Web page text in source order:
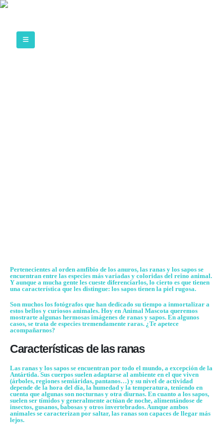
Pertenecientes al orden amfibio de los anuros, las ranas y los sapos se
encuentran entre las especies más variadas y coloridas del reino animal.
Y aunque a mucha gente les cueste diferenciarlos, lo cierto es que tienen
una característica que les distingue: los sapos tienen la piel rugosa.
Son muchos los fotógrafos que han dedicado su tiempo a inmortalizar a
estos bellos y curiosos animales. Hoy en Animal Mascota queremos
mostrarte algunas hermosas imágenes de ranas y sapos. En algunos
casos, se trata de especies tremendamente raras. ¿Te apetece
acompañarnos?
Características de las ranas
Las ranas y los sapos se encuentran por todo el mundo, a excepción de la
Antártida. Sus cuerpos suelen adaptarse al ambiente en el que viven
(árboles, regiones semiáridas, pantanos…) y su nivel de actividad
depende de la hora del día, la humedad y la temperatura, teniendo en
cuenta que algunas son nocturnas y otra diurnas. En cuanto a los sapos,
suelen ser tímidos y generalmente actúan de noche, alimentándose de
insectos, gusanos, babosas y otros invertebrados. Aunque ambos
animales se caracterizan por saltar, las ranas son capaces de llegar más
lejos.